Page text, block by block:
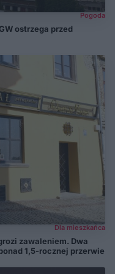
Pogoda
ostrzega przed
Dla mieszkańca
zawaleniem. Dwa
1,5-rocznej przerwie